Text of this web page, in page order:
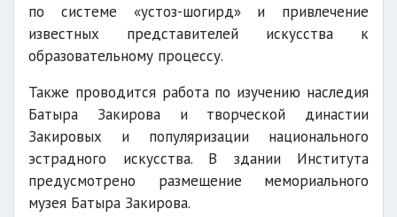
по системе «устоз-шогирд» и привлечение
известных представителей искусства к
образовательному процессу.
Также проводится работа по изучению наследия
Батыра Закирова и творческой династии
Закировых и популяризации национального
эстрадного искусства. В здании Института
предусмотрено размещение мемориального
музея Батыра Закирова.